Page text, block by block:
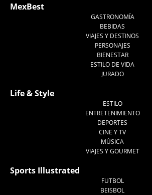
MexBest
GASTRONOMÍA
BEBIDAS
VIAJES Y DESTINOS
PERSONAJES
BIENESTAR
ESTILO DE VIDA
JURADO
Life & Style
ESTILO
ENTRETENIMIENTO
DEPORTES
CINE Y TV
MÚSICA
VIAJES Y GOURMET
Sports Illustrated
FUTBOL
BEISBOL